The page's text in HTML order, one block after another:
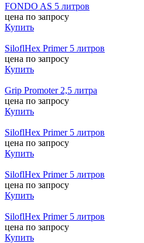
FONDO AS 5 литров
цена по запросу
Купить
SiloflHex Primer 5 литров
цена по запросу
Купить
Grip Promoter 2,5 литра
цена по запросу
Купить
SiloflHex Primer 5 литров
цена по запросу
Купить
SiloflHex Primer 5 литров
цена по запросу
Купить
SiloflHex Primer 5 литров
цена по запросу
Купить